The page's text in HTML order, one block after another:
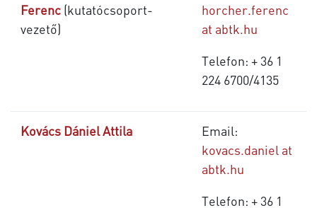
Ferenc (kutatócsoport-
vezető)
horcher.ferenc
at abtk.hu
Telefon: + 36 1
224 6700/4135
Kovács Dániel Attila
Email:
kovacs.daniel at
abtk.hu
Telefon: + 36 1